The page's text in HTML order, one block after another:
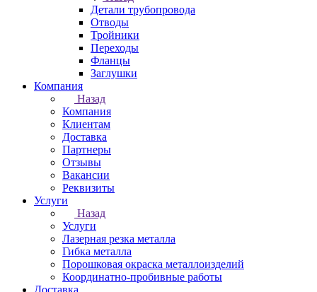
Детали трубопровода
Отводы
Тройники
Переходы
Фланцы
Заглушки
Компания
Назад
Компания
Клиентам
Доставка
Партнеры
Отзывы
Вакансии
Реквизиты
Услуги
Назад
Услуги
Лазерная резка металла
Гибка металла
Порошковая окраска металлоизделий
Координатно-пробивные работы
Доставка